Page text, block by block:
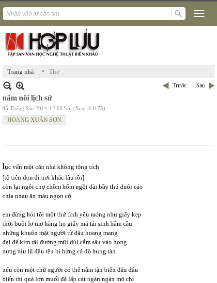
Trang nhà › Thơ
Trước Sau
nằm nôi lịch sử
05 Tháng Sáu 2014 12:00 SA (Xem: 64175)
HOÀNG XUÂN SƠN
lục vấn một căn nhà không tông tích
[tổ tiên dọn đi nơi khác lâu rồi]
còn lại ngôi chợ chồm hổm ngồi dài bầy thú đuôi cáo
chia nhau ăn máu ngọn cờ
em đừng hỏi tôi một thứ tình yêu mỏng như giấy kẹp
thời buổi lơ mơ hàng họ giấy má tái sinh hầm cầu
những khuôn mặt người từ đâu hoang mang
đại để kim rãi đường mũi dùi cắm sâu vào họng
nựng nịu lũ đầu têu hí hửng cá độ hung tàn
nếu còn một chữ người có thể nằm tận biển đâu đâu
biển thì quá lớn muối đã lấp cát ngàn ngàn mộ chí